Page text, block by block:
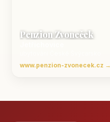
Penzion Zvoneček
www.penzion-zvonecek.cz →